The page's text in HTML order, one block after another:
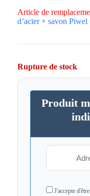
Article de
d’acier + savon Piwel
Rupture de stock
Produit
J'accepte